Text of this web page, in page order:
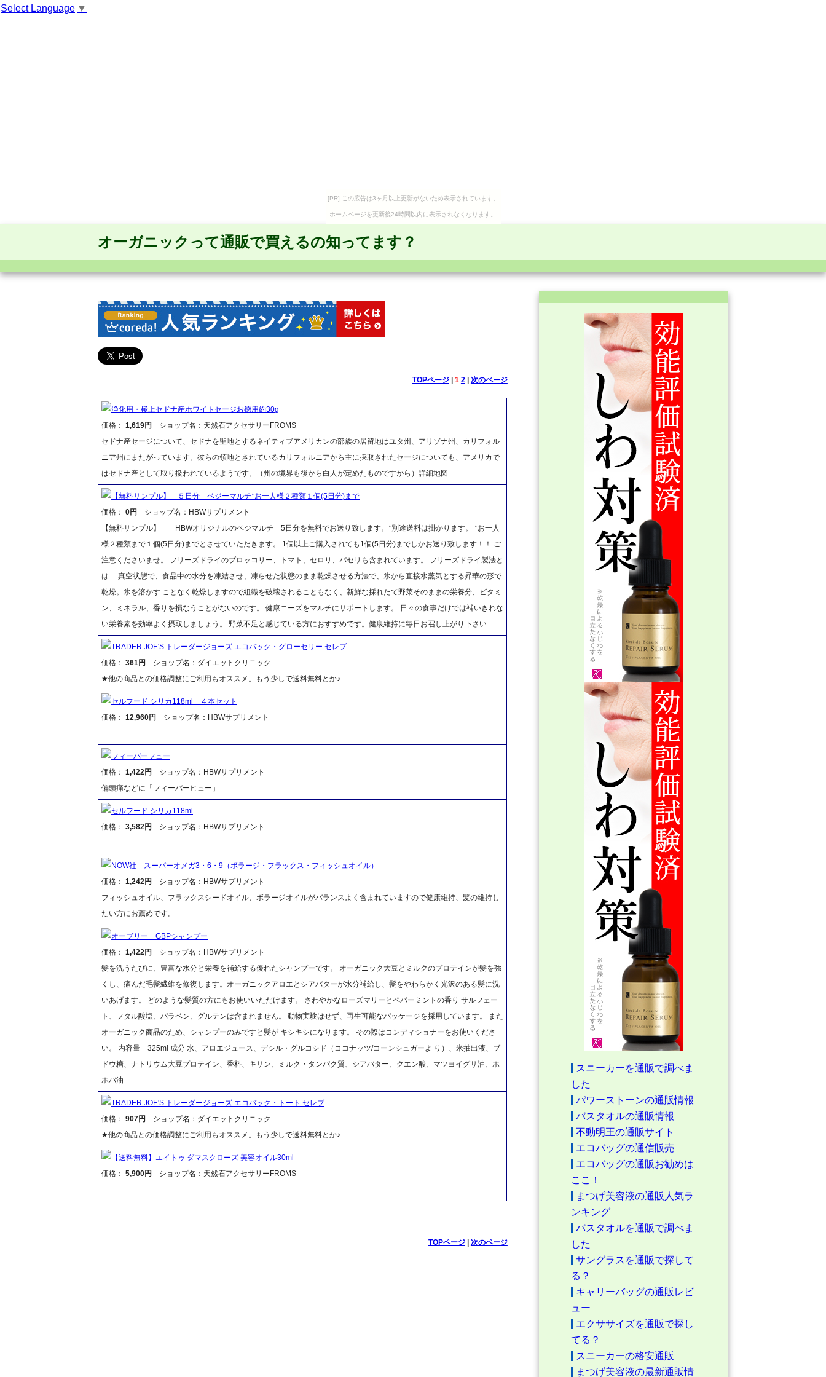
Select Language ▼
[PR] この広告は3ヶ月以上更新がないため表示されています。
ホームページを更新後24時間以内に表示されなくなります。
オーガニックって通販で買えるの知ってます？
TOPページ| 1 2| 次のページ
浄化用・極上セドナ産ホワイトセージお徳用約30g
価格： 1,619円
ショップ名：天然石アクセサリーFROMS
セドナ産セージについて、セドナを聖地とするネイティブアメリカンの部族の居留地はユタ州、アリゾナ州、カリフォル
ニア州にまたがっています。彼らの領地とされているカリフォルニアから主に採取されたセージについても、アメリカで
はセドナ産として取り扱われているようです。（州の境界も後から白人が定めたものですから）詳細地図
【無料サンプル】 ５日分 ベジーマルチ*お一人様２種類１個(5日分)まで
価格： 0円
ショップ名：HBWサプリメント
【無料サンプル】 HBWオリジナルのベジマルチ 5日分を無料でお送り致します。*別途送料は掛かります。 *お一人
様２種類まで１個(5日分)までとさせていただきます。 1個以上ご購入されても1個(5日分)までしかお送り致します！！ ご
注意くださいませ。 フリーズドライのブロッコリー、トマト、セロリ、パセリも含まれています。 フリーズドライ製法と
は… 真空状態で、食品中の水分を凍結させ、凍らせた状態のまま乾燥させる方法で、氷から直接水蒸気とする昇華の形で
乾燥。氷を溶かす ことなく乾燥しますので組織を破壊されることもなく、新鮮な採れたて野菜そのままの栄養分、ビタミ
ン、ミネラル、香りを損なうことがないのです。 健康ニーズをマルチにサポートします。 日々の食事だけでは補いきれな
い栄養素を効率よく摂取しましょう。 野菜不足と感じている方におすすめです。健康維持に毎日お召し上がり下さい
TRADER JOE'S トレーダージョーズ エコバック・グローセリー セレブ
価格： 361円
ショップ名：ダイエットクリニック
★他の商品との価格調整にご利用もオススメ。もう少しで送料無料とか♪
セルフード シリカ118ml ４本セット
価格： 12,960円 ショップ名：HBWサプリメント
フィーバーフュー
価格： 1,422円
ショップ名：HBWサプリメント
偏頭痛などに「フィーバーヒュー」
セルフード シリカ118ml
価格： 3,582円 ショップ名：HBWサプリメント
NOW社 スーパーオメガ3・6・9（ボラージ・フラックス・フィッシュオイル）
価格： 1,242円
ショップ名：HBWサプリメント
フィッシュオイル、フラックスシードオイル、ボラージオイルがバランスよく含まれていますので健康維持、髪の維持し
たい方にお薦めです。
オーブリー GBPシャンプー
価格： 1,422円
ショップ名：HBWサプリメント
髪を洗うたびに、豊富な水分と栄養を補給する優れたシャンプーです。 オーガニック大豆とミルクのプロテインが髪を強
くし、痛んだ毛髪繊維を修復します。オーガニックアロエとシアバターが水分補給し、髪をやわらかく光沢のある髪に洗
いあげます。 どのような髪質の方にもお使いいただけます。 さわやかなローズマリーとペパーミントの香り サルフェー
ト、フタル酸塩、パラベン、グルテンは含まれません。 動物実験はせず、再生可能なパッケージを採用しています。 また
オーガニック商品のため、シャンプーのみですと髪が キシキシになります。 その際はコンディショナーをお使いくださ
い。 内容量 325ml 成分 水、アロエジュース、デシル・グルコシド（ココナッツ/コーンシュガーよ り）、米抽出液、ブ
ドウ糖、ナトリウム大豆プロテイン、香料、キサン、ミルク・タンパク質、シアバター、クエン酸、マツヨイグサ油、ホ
ホバ油
TRADER JOE'S トレーダージョーズ エコバック・トート セレブ
価格： 907円
ショップ名：ダイエットクリニック
★他の商品との価格調整にご利用もオススメ。もう少しで送料無料とか♪
【送料無料】エイトゥ ダマスクローズ 美容オイル30ml
価格： 5,900円 ショップ名：天然石アクセサリーFROMS
TOPページ| 次のページ
スニーカーを通販で調べま
した
パワーストーンの通販情報
バスタオルの通販情報
不動明王の通販サイト
エコバッグの通信販売
エコバッグの通販お勧めは
ここ！
まつげ美容液の通販人気ラ
ンキング
バスタオルを通販で調べま
した
サングラスを通販で探して
る？
キャリーバッグの通販レビ
ュー
エクササイズを通販で探し
てる？
スニーカーの格安通販
まつげ美容液の最新通販情